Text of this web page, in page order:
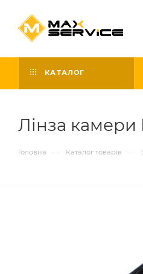
КАТАЛОГ
Лінза камери
Головна — Каталог товарів —